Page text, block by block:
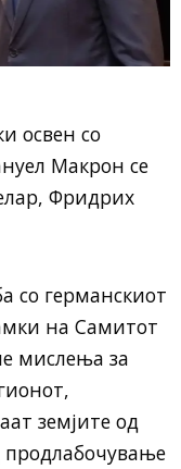
освен со
Макрон се
Фридрих
со германскиот
на Самитот
мислења за
земјите од